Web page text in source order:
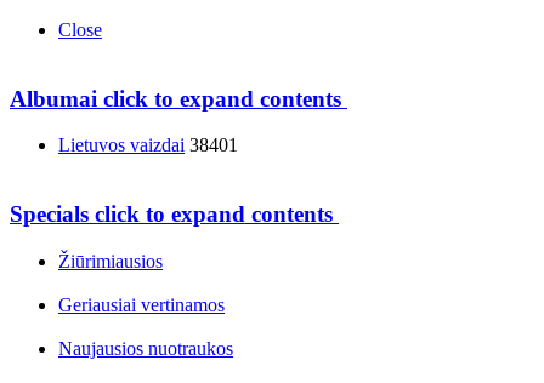
Close
Albumai click to expand contents
Lietuvos vaizdai 38401
Specials click to expand contents
Žiūrimiausios
Geriausiai vertinamos
Naujausios nuotraukos